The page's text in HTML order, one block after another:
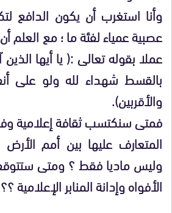
وأنا استغرب أن يكون الدافع
عصبية عمياء لفئة ما ؛ مع العلم
عملا بقوله تعالى :( يا أيها
بالقسط شهداء لله ولو على
والأقربين).
فمتى سنكتسب ثقافة إعلامية
المتعارف عليها بين أمم الأرض
وليس ماديا فقط ؟ ومتى
الأفواه وإدانة المنابر الإعلامية ؟؟